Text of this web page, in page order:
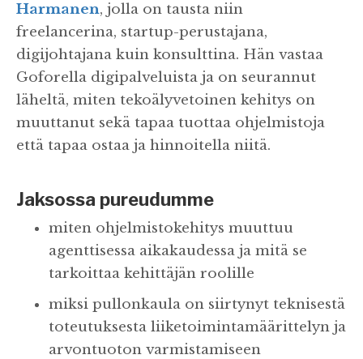
Harmanen, jolla on tausta niin
freelancerina, startup-perustajana,
digijohtajana kuin konsulttina. Hän vastaa
Goforella digipalveluista ja on seurannut
läheltä, miten tekoälyvetoinen kehitys on
muuttanut sekä tapaa tuottaa ohjelmistoja
että tapaa ostaa ja hinnoitella niitä.
Jaksossa pureudumme
miten ohjelmistokehitys muuttuu
agenttisessa aikakaudessa ja mitä se
tarkoittaa kehittäjän roolille
miksi pullonkaula on siirtynyt teknisestä
toteutuksesta liiketoimintamäärittelyn ja
arvontuoton varmistamiseen